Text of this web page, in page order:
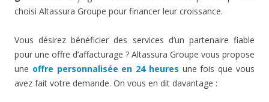
choisi Altassura Groupe pour financer leur croissance.
Vous désirez bénéficier des services d’un partenaire fiable
pour une offre d’affacturage ? Altassura Groupe vous propose
une offre personnalisée en 24 heures une fois que vous
avez fait votre demande. On vous en dit davantage :